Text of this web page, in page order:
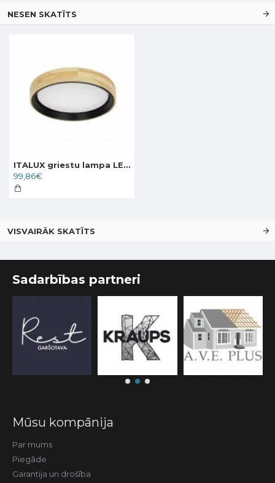
NESEN SKATĪTS
ITALUX griestu lampa LED, 25W, 4000K, 2500lm, Campelo PLF-4350-25W-WD-BK-4K
99,86€
VISVAIRĀK SKATĪTS
Sadarbības partneri
Mūsu kompānija
Par mums
Piegāde
Garantija un drošība